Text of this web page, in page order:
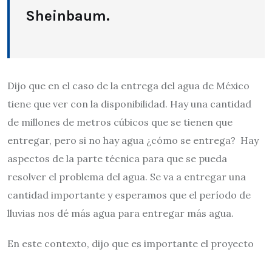
Sheinbaum.
Dijo que en el caso de la entrega del agua de México
tiene que ver con la disponibilidad. Hay una cantidad
de millones de metros cúbicos que se tienen que
entregar, pero si no hay agua ¿cómo se entrega? Hay
aspectos de la parte técnica para que se pueda
resolver el problema del agua. Se va a entregar una
cantidad importante y esperamos que el período de
lluvias nos dé más agua para entregar más agua.
En este contexto, dijo que es importante el proyecto